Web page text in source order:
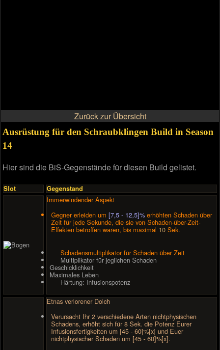
Zurück zur Übersicht
Ausrüstung für den Schraubklingen Build in Season
14
Hier sind die BiS-Gegenstände für diesen Build gelistet.
Slot Gegenstand
Immerwindender Aspekt
Gegner erleiden um[7,5 - 12,5]% erhöhten Schaden über
Zeit für jede Sekunde, die sie von Schaden-über-Zeit-
Effekten betroffen waren, bis maximal 10 Sek.
Schadensmultiplikator für Schaden über Zeit
Multiplikator für jeglichen Schaden
Geschicklichkeit
Maximales Leben
Härtung: Infusionspotenz
Etnas verlorener Dolch
Verursacht Ihr 2 verschiedene Arten nichtphysischen
Schadens, erhöht sich für 8 Sek. die Potenz Eurer
Infusionsfertigkeiten um [45 - 60]%[x] und Euer
nichtphysischer Schaden um [45 - 60]%[x].